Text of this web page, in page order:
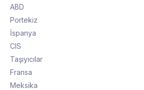
ABD
Portekiz
İspanya
CIS
Taşıyıcılar
Fransa
Meksika